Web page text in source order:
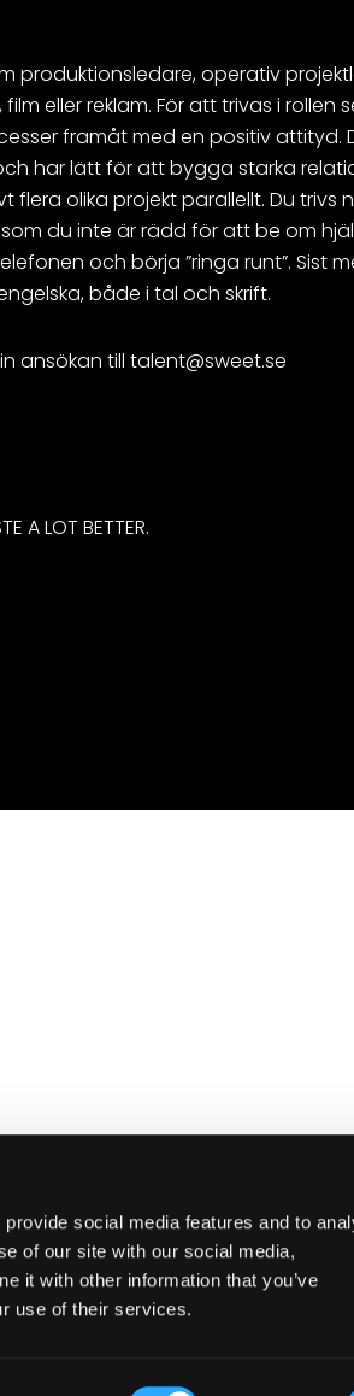
social media features and to
of our site with our social media,
it with other information that you’ve
use of their services.
produktionsledare, operativ
eller reklam. För att trivas i rollen
framåt med en positiv attityd.
har lätt för att bygga starka
olika projekt parallellt. Du trivs
du inte är rädd för att be om
och börja ”ringa runt”. Sist
både i tal och skrift.
ansökan till talent@sweet.se
A LOT BETTER.